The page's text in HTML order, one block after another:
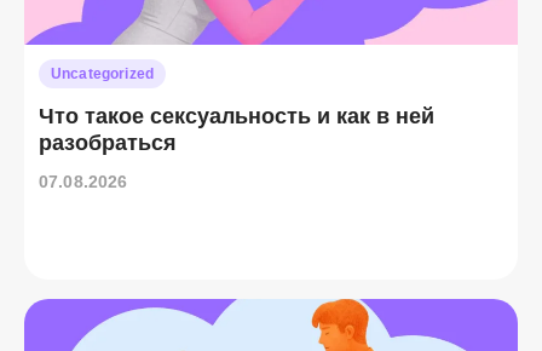
Uncategorized
Что такое сексуальность и как в ней
разобраться
07.08.2026